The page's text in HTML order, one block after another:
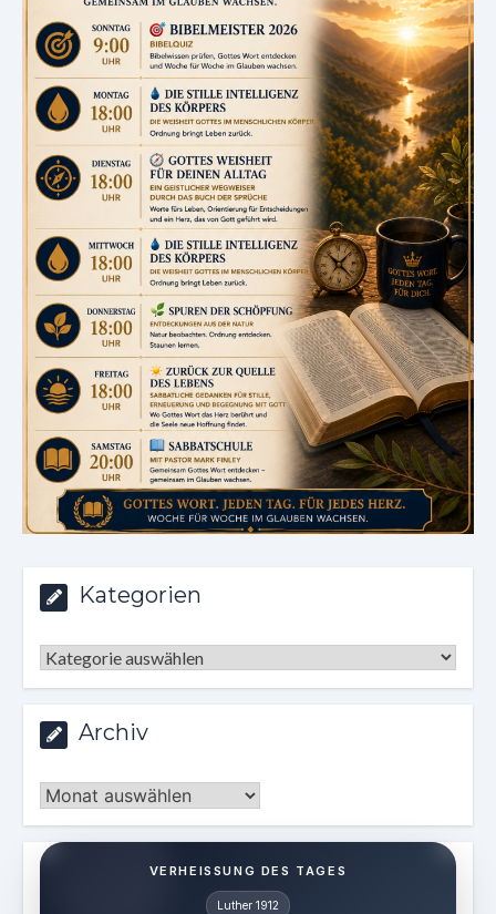
Kategorien
Kategorien
Archiv
Archiv
VERHEISSUNG DES TAGES
Luther 1912